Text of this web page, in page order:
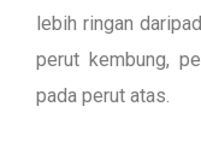
lebih ringan
perut kembung,
pada perut atas.